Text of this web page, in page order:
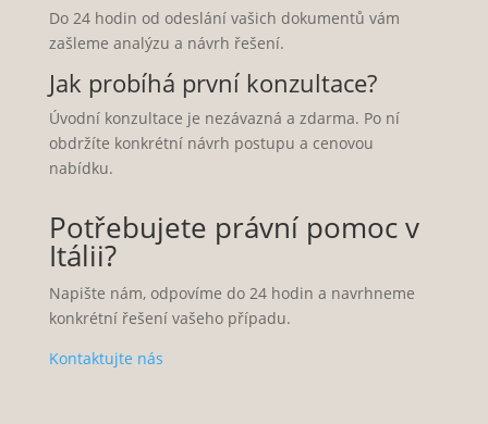
Do 24 hodin od odeslání vašich dokumentů vám
zašleme analýzu a návrh řešení.
Jak probíhá první konzultace?
Úvodní konzultace je nezávazná a zdarma. Po ní
obdržíte konkrétní návrh postupu a cenovou
nabídku.
Potřebujete právní pomoc v
Itálii?
Napište nám, odpovíme do 24 hodin a navrhneme
konkrétní řešení vašeho případu.
Kontaktujte nás